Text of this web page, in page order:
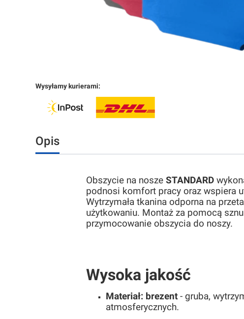
Wysyłamy kurierami:
Opis
Obszycie na nosze STANDARD
podnosi komfort pracy oraz wspiera
Wytrzymała tkanina odporna na
użytkowaniu. Montaż za pomocą
przymocowanie obszycia do noszy.
Wysoka jakość
Materiał: brezent- gruba,
atmosferycznych.